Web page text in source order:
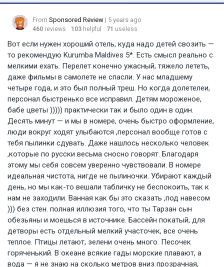
From Sponsored Review | 5 years ago
460 reviews 103 helpful 71 useless
Вот если нужен хороший отель, куда надо детей свозить —
то рекомендую Kurumba Maldives 5*. Есть смысл реально с
мелкими ехать. Перелет конечно ужасный, тяжело лететь,
даже фильмы в самолете не спасли. У нас младшему
четыре года, и это был полный треш. Но когда долетелеи,
персонал быстренько все исправил. Детям мороженое,
бабе цветы ))))) практически так и было один в один.
Десять минут — и мы в номере, очень быстро оформление,
люди вокруг ходят улыбаются ,персонал вообще готов с
тебя пылинки сдувать. Даже нашлось несколько человек
,которые по русски весьма сносно говорят. Благодаря
этому мы себя совсем уверенно чувствовали. В номере
идеальная чистота, нигде не пылиночки. Убирают каждый
день, но мы как-то вешали табличку не беспокоить, так к
нам не заходили. Ванная как бы это сказать ,под навесом
))) без стен. полная иллюзия того, что ты Тарзан сын
обезьяны и моешься в источнике. Бассейн покатый, для
детворы есть отдельный мелкий участочек, все очень
теплое. Птицы летают, зелени очень много. Песочек
горяченький. В океане всякие гады морские плавают, а
вода — я не знаю на сколько метров вниз прозрачная,